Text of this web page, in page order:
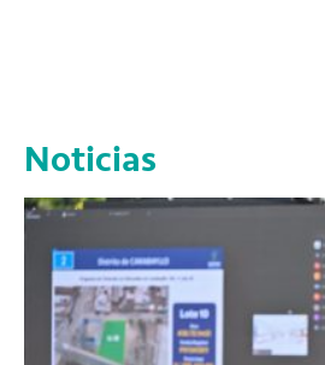
Noticias